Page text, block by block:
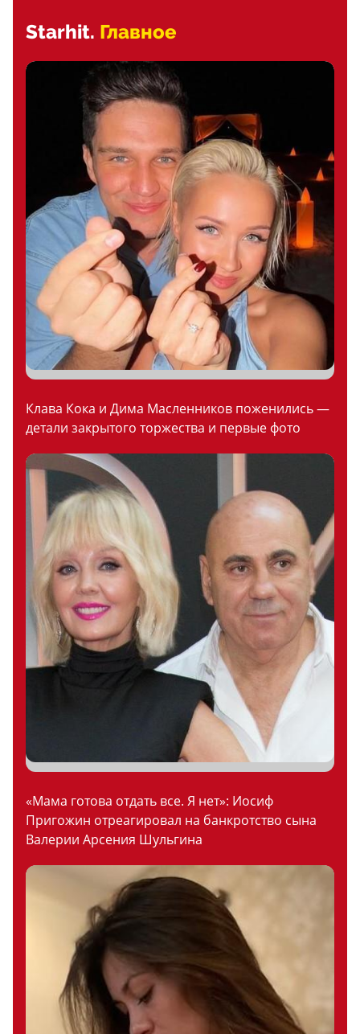
Starhit. Главное
Клава Кока и Дима Масленников поженились —
детали закрытого торжества и первые фото
«Мама готова отдать все. Я нет»: Иосиф
Пригожин отреагировал на банкротство сына
Валерии Арсения Шульгина